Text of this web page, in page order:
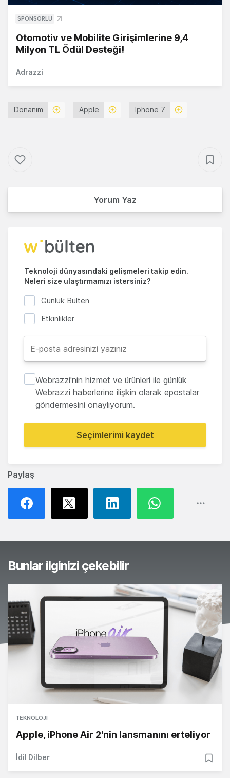
Paylaş
SPONSORLU
Otomotiv ve Mobilite Girişimlerine 9,4
Milyon TL Ödül Desteği!
Adrazzi
Donanım Apple Iphone 7
Yorum Yaz
Teknoloji dünyasındaki gelişmeleri takip edin.
Neleri size ulaştırmamızı istersiniz?
Günlük Bülten
Etkinlikler
Webrazzi'nin hizmet ve ürünleri ile günlük
Webrazzi haberlerine ilişkin olarak epostalar
göndermesini onaylıyorum.
Seçimlerimi kaydet
Bunlar ilginizi çekebilir
TEKNOLOJI
Apple, iPhone Air 2'nin lansmanını erteliyor
İdil Dilber